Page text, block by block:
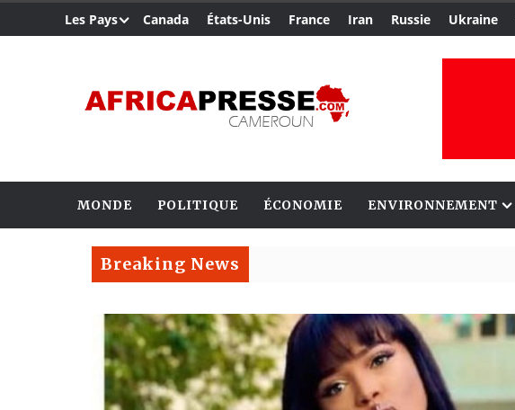
Les Pays Canada États-Unis France Iran Russie Ukraine
MONDE POLITIQUE ÉCONOMIE ENVIRONNEMENT
Breaking News